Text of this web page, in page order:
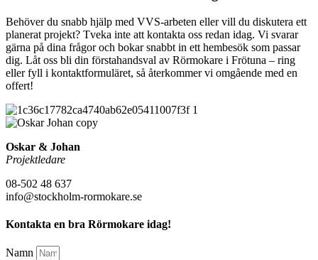
Behöver du snabb hjälp med VVS-arbeten eller vill du diskutera ett
planerat projekt? Tveka inte att kontakta oss redan idag. Vi svarar
gärna på dina frågor och bokar snabbt in ett hembesök som passar
dig. Låt oss bli din förstahandsval av Rörmokare i Frötuna – ring
eller fyll i kontaktformuläret, så återkommer vi omgående med en
offert!
Oskar & Johan
Projektledare
08-502 48 637
info@stockholm-rormokare.se
Kontakta en bra Rörmokare idag!
Namn